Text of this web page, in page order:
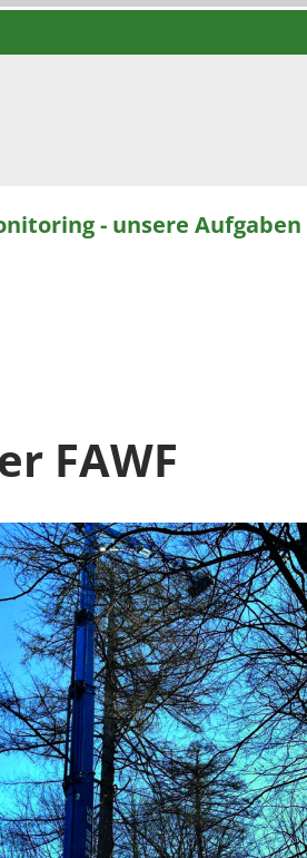
- unsere Aufgaben
FAWF